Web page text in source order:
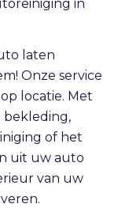
in
laten
Onze service
op locatie. Met
bekleding,
of het
uit uw auto
van uw